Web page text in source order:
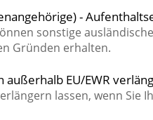
-
sonstige
Gründen erhalten.
EU/EWR
lassen, wenn Sie